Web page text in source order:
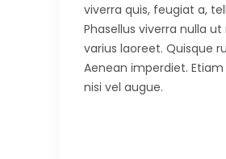
viverra quis, feugiat a,
Phasellus viverra nulla
varius laoreet. Quisque
Aenean imperdiet.
nisi vel augue.